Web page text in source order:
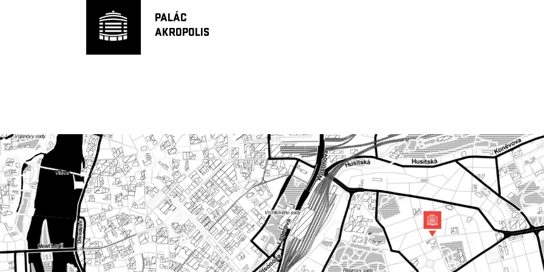
PALÁC
AKROPOLIS